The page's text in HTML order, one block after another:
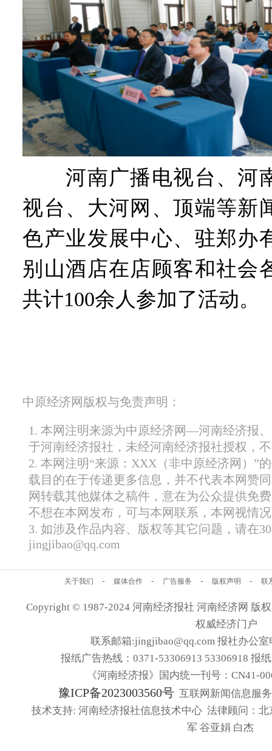
河南广播电视台、河
视台、大河网、顶端等新
色产业发展中心、驻郑办
别山酒店在店顾客和社会
共计100余人参加了活动。
中原经济网版权与免责声明：
1. 本网注明来源为中原经济网—河南经济报
于河南经济报社，未经河南经济报社授权，
2. 本网注明“来源：XXX（非中原经济网）”
载目的在于传递更多信息，并不代表本网赞
网转载其他媒体之稿件，意在为公众提供免
不想在本网发布，可与本网联系，本网视情
3. 如涉及作品内容、版权等其它问题，请在
jingjibao@qq.com
关于我们 - 媒体合作 - 广告服务 - 版权声明 - 联
Copyright © 1987-2024 河南经济报社 河南经济网 版
权威经济门户
联系邮箱:jingjibao@qq.com 报社办公
报纸广告热线：0371-53306913 53306918 报
《河南经济报》国内统一刊号：CN41-
豫ICP备2023003560号 互联网新闻信息服
技术支持: 河南经济报社信息技术中心 法律顾问：
军 谷亚娟 白杰